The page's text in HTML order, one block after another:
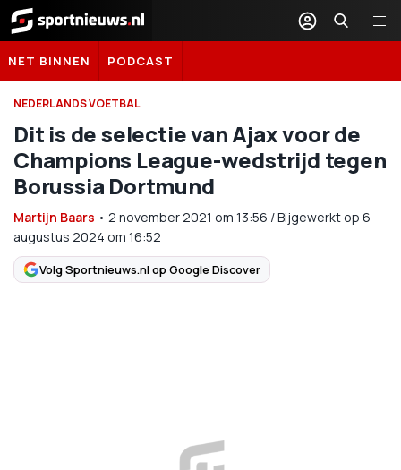
Sportnieuws.nl
NET BINNEN PODCAST
NEDERLANDS VOETBAL
Dit is de selectie van Ajax voor de
Champions League-wedstrijd tegen
Borussia Dortmund
Martijn Baars • 2 november 2021 om 13:56 /Bijgewerkt op 6
augustus 2024 om 16:52
Volg Sportnieuws.nl op Google Discover